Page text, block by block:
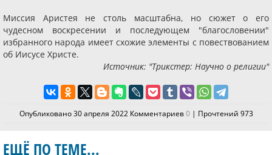
Миссия Аристея не столь масштабна, но сюжет о его
чудесном воскресении и последующем "благословении"
избранного народа имеет схожие элементы с повествованием
об Иисусе Христе.
Источник: "Трикстер: Научно о религии"
Опубликовано 30 апреля 2022 Комментариев0| Прочтений 973
ЕЩЁ ПО ТЕМЕ...